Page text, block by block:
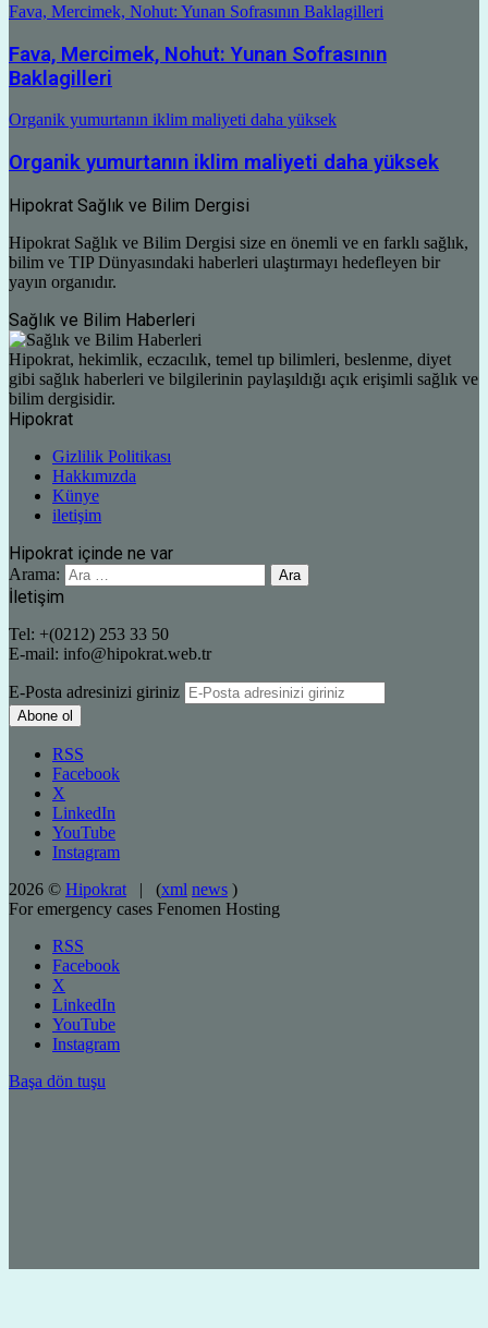
Fava, Mercimek, Nohut: Yunan Sofrasının Baklagilleri
Fava, Mercimek, Nohut: Yunan Sofrasının
Baklagilleri
Organik yumurtanın iklim maliyeti daha yüksek
Organik yumurtanın iklim maliyeti daha yüksek
Hipokrat Sağlık ve Bilim Dergisi
Hipokrat Sağlık ve Bilim Dergisi size en önemli ve en farklı sağlık,
bilim ve TIP Dünyasındaki haberleri ulaştırmayı hedefleyen bir
yayın organıdır.
Sağlık ve Bilim Haberleri
Hipokrat, hekimlik, eczacılık, temel tıp bilimleri, beslenme, diyet
gibi sağlık haberleri ve bilgilerinin paylaşıldığı açık erişimli sağlık ve
bilim dergisidir.
Hipokrat
Gizlilik Politikası
Hakkımızda
Künye
iletişim
Hipokrat içinde ne var
Arama:
İletişim
Tel: +(0212) 253 33 50
E-mail: info@hipokrat.web.tr
E-Posta adresinizi giriniz
RSS
Facebook
X
LinkedIn
YouTube
Instagram
2026 © Hipokrat | (xml news )
For emergency cases Fenomen Hosting
RSS
Facebook
X
LinkedIn
YouTube
Instagram
Başa dön tuşu